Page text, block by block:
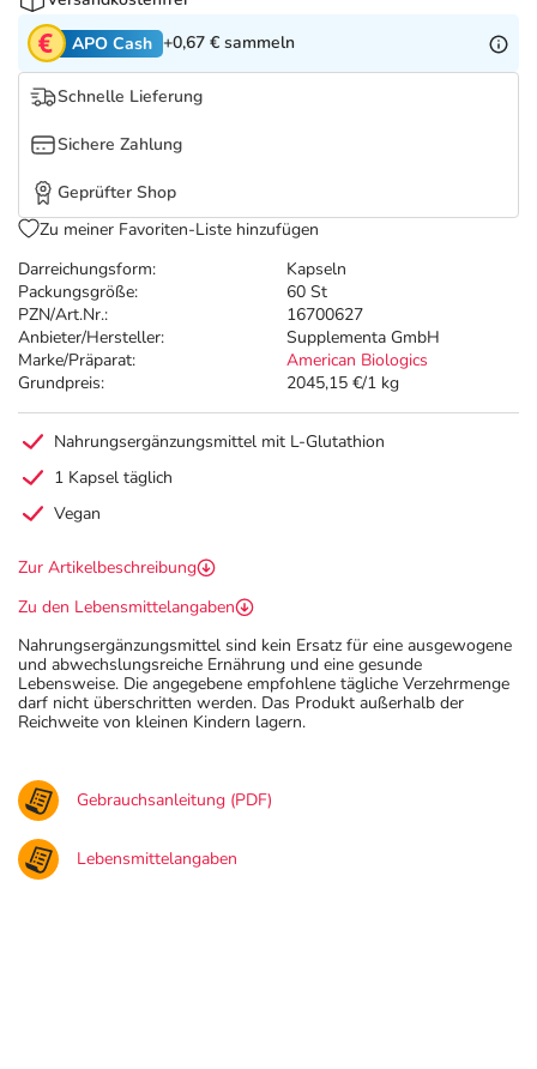
Tierapotheke
Vitamine & Mineralstoffe
Marken
Salus Deals
Darreichungsform:
Kapseln
Packungsgröße:
60 St
PZN/Art.Nr.:
16700627
Anbieter/Hersteller:
Supplementa GmbH
Marke/Präparat:
American Biologics
Grundpreis:
2045,15 €/1 kg
APO Cash +0,67 € sammeln
Schnelle Lieferung
Sichere Zahlung
Geprüfter Shop
Zu meiner Favoriten-Liste hinzufügen
Nahrungsergänzungsmittel mit L-Glutathion
1 Kapsel täglich
Vegan
Zur Artikelbeschreibung
Zu den Lebensmittelangaben
Nahrungsergänzungsmittel sind kein Ersatz für eine ausgewogene
und abwechslungsreiche Ernährung und eine gesunde
Lebensweise. Die angegebene empfohlene tägliche Verzehrmenge
darf nicht überschritten werden. Das Produkt außerhalb der
Reichweite von kleinen Kindern lagern.
Gebrauchsanleitung (PDF)
Lebensmittelangaben